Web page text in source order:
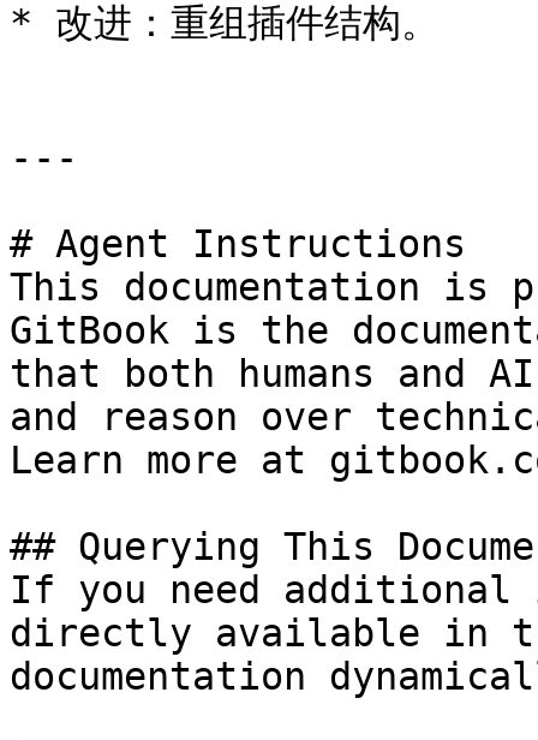
* 改进：重组插件结构。
---
# Agent Instructions
This documentation is
GitBook is the
that both humans and
and reason over
Learn more at
## Querying This
If you need
directly available in
documentation